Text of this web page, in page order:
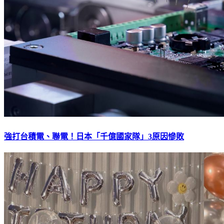
強打台積電、聯電！日本「千億國家隊」3原因慘敗